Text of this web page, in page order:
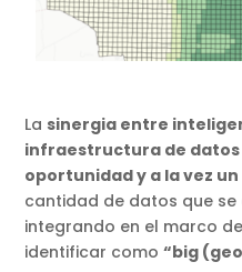
La sinergia entre
infraestructura de datos
oportunidad y a la vez
cantidad de datos que
integrando en el marco
identificar como“big